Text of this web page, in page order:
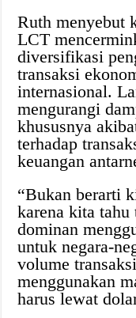
Ruth menyebut
LCT
diversifikasi
transaksi
internasional.
mengurangi
khususnya
terhadap
keuangan
“Bukan berarti
karena kita
dominan
untuk negara-
volume
menggunakan
harus lewat